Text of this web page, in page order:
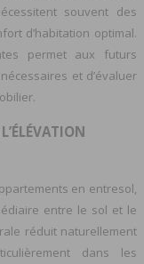
souvent des
d’habitation optimal.
permet aux futurs
et d’évaluer
en entresol,
entre le sol et le
réduit naturellement
dans les